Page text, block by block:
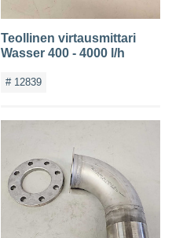
Teollinen virtausmittari
Wasser 400 - 4000 l/h
# 12839